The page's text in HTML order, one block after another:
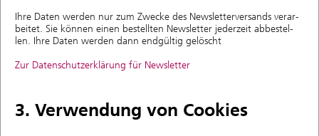
Ihre Daten werden nur zum Zwecke des Newslet­ter­ver­sands ­ver­ar­
bei­tet. Sie können einen bestellten Newsletter jederzeit abbestel­
len. Ihre Daten werden dann endgültig gelöscht
Zur Datenschutzerklärung für Newsletter
3. Verwendung von Cookies